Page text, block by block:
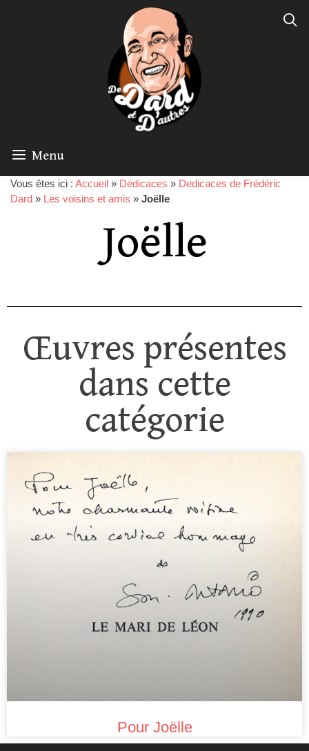
Menu
Vous êtes ici : Accueil » Dédicaces » Dedicaces de Frédéric
Dard » Les voisins et amis » Joëlle
Joëlle
Œuvres présentes
dans cette
catégorie
Pour Joëlle